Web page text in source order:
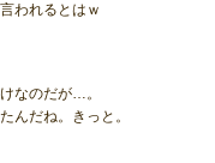
われるとはｗ
なのだが…。
んだね。きっと。